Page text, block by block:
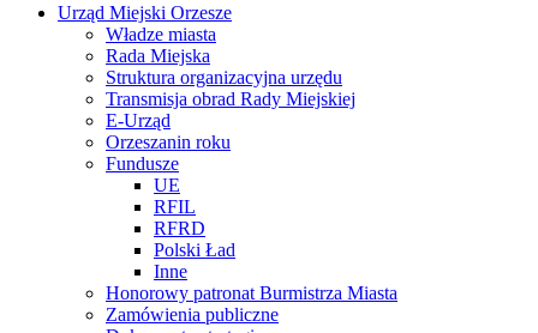
Urząd Miejski Orzesze
Władze miasta
Rada Miejska
Struktura organizacyjna urzędu
Transmisja obrad Rady Miejskiej
E-Urząd
Orzeszanin roku
Fundusze
UE
RFIL
RFRD
Polski Ład
Inne
Honorowy patronat Burmistrza Miasta
Zamówienia publiczne